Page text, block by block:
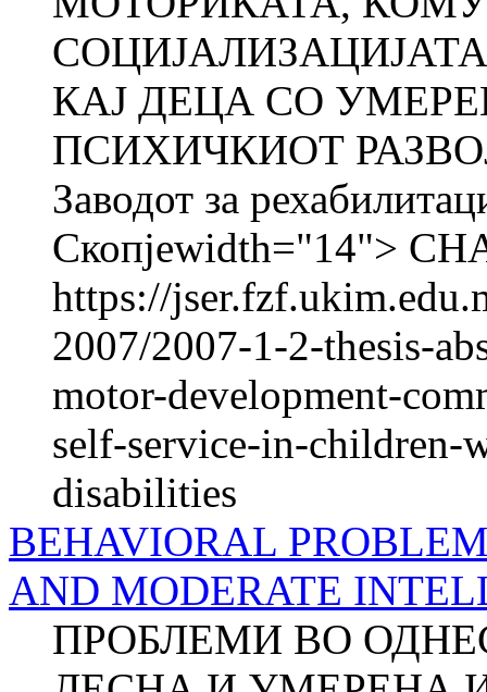
КАЈ ДЕЦА СО
ПСИХИЧКИОТ
Заводот за
Скопјеwidth="14">
https://
2007/2007-1-2-thesis-
motor-development-
self-service-in-children-
disabilities
BEHAVIORAL
AND MODERATE
ПРОБЛЕМИ ВО